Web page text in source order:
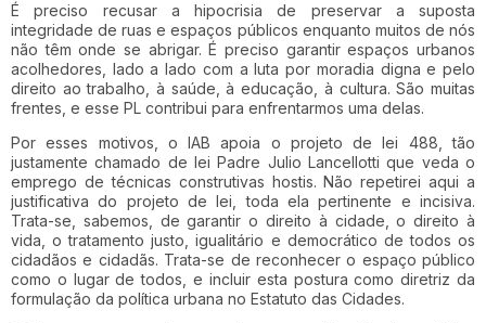
É preciso recusar a hipocrisia de preservar a suposta
integridade de ruas e espaços públicos enquanto muitos de nós
não têm onde se abrigar. É preciso garantir espaços urbanos
acolhedores, lado a lado com a luta por moradia digna e pelo
direito ao trabalho, à saúde, à educação, à cultura. São muitas
frentes, e esse PL contribui para enfrentarmos uma delas.
Por esses motivos, o IAB apoia o projeto de lei 488, tão
justamente chamado de lei Padre Julio Lancellotti que veda o
emprego de técnicas construtivas hostis. Não repetirei aqui a
justificativa do projeto de lei, toda ela pertinente e incisiva.
Trata-se, sabemos, de garantir o direito à cidade, o direito à
vida, o tratamento justo, igualitário e democrático de todos os
cidadãos e cidadãs. Trata-se de reconhecer o espaço público
como o lugar de todos, e incluir esta postura como diretriz da
formulação da política urbana no Estatuto das Cidades.